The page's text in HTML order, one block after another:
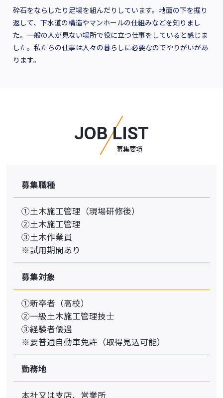
砕石をならしたり足場を組んだりしています。地面の下を掘り
返して、下水道の構造やマンホールの仕組みなどを知りまし
た。一般の人が見ない場所で役に立つ仕事をしていると感じま
した。私たちの仕事は人々の暮らしに必要なのでやりがいがあ
ります。
JOB LIST
募集要項
募集職種
①⼟⽊施⼯管理（現場研修後）
②⼟⽊施⼯管理
③⼟⽊作業員
※試⽤期間あり
募集対象
①新卒者（⾼校）
②⼀級⼟⽊施⼯管理技⼠
③経験者優遇
※要普通⾃動⾞免許（取得⾒込可能）
勤務地
本社⼜は⽀店、営業所